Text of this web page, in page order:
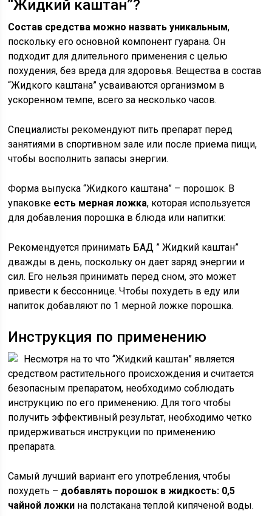
“Жидкий каштан”?
Состав средства можно назвать уникальным,
поскольку его основной компонент гуарана. Он
подходит для длительного применения с целью
похудения, без вреда для здоровья. Вещества в состав
“Жидкого каштана” усваиваются организмом в
ускоренном темпе, всего за несколько часов.
Специалисты рекомендуют пить препарат перед
занятиями в спортивном зале или после приема пищи,
чтобы восполнить запасы энергии.
Форма выпуска “Жидкого каштана” – порошок. В
упаковке есть мерная ложка, которая используется
для добавления порошка в блюда или напитки:
Рекомендуется принимать БАД ” Жидкий каштан”
дважды в день, поскольку он дает заряд энергии и
сил. Его нельзя принимать перед сном, это может
привести к бессоннице. Чтобы похудеть в еду или
напиток добавляют по 1 мерной ложке порошка.
Инструкция по применению
Несмотря на то что “Жидкий каштан” является
средством растительного происхождения и считается
безопасным препаратом, необходимо соблюдать
инструкцию по его применению. Для того чтобы
получить эффективный результат, необходимо четко
придерживаться инструкции по применению
препарата.
Самый лучший вариант его употребления, чтобы
похудеть – добавлять порошок в жидкость: 0,5
чайной ложки на полстакана теплой кипяченой воды.